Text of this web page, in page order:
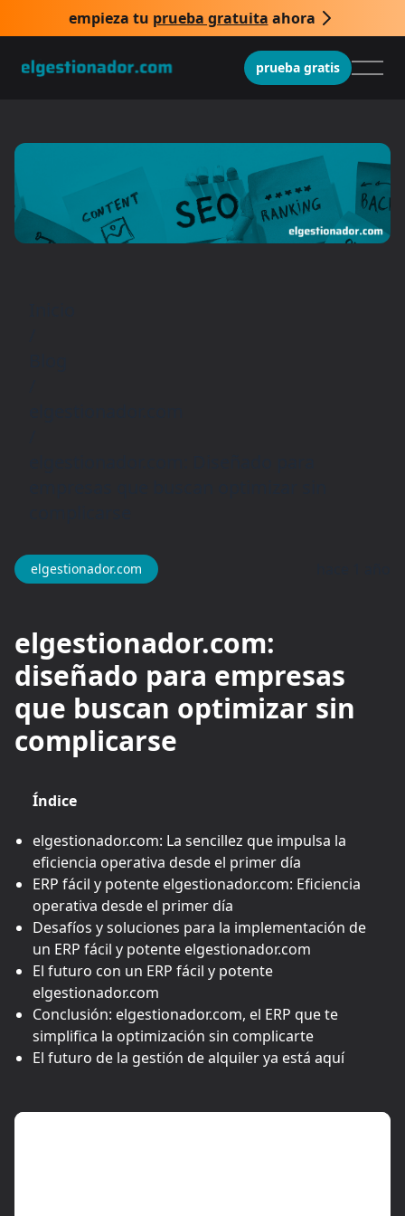
empieza tu prueba gratuita ahora
prueba gratis
elgestionador.com
elgestionador.com:
diseñado para empresas
que buscan optimizar sin
complicarse
Índice
elgestionador.com: La sencillez que impulsa la
eficiencia operativa desde el primer día
ERP fácil y potente elgestionador.com: Eficiencia
operativa desde el primer día
Desafíos y soluciones para la implementación de
un ERP fácil y potente elgestionador.com
El futuro con un ERP fácil y potente
elgestionador.com
Conclusión: elgestionador.com, el ERP que te
simplifica la optimización sin complicarte
El futuro de la gestión de alquiler ya está aquí